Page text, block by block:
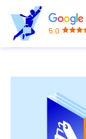
5.0